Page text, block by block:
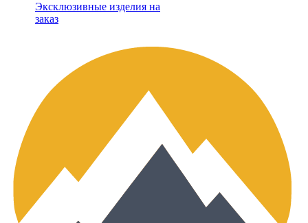
Эксклюзивные изделия на
заказ